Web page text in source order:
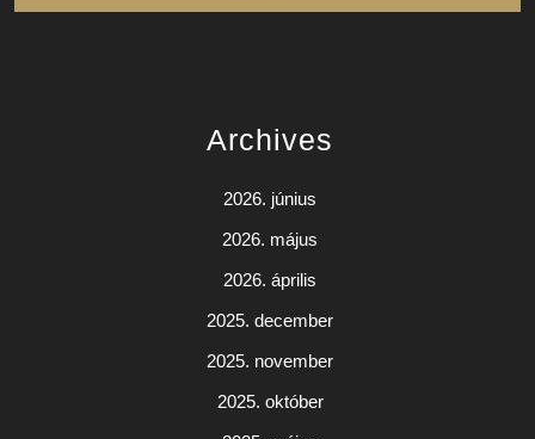
Archives
2026. június
2026. május
2026. április
2025. december
2025. november
2025. október